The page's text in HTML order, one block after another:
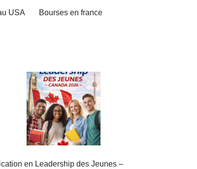
USA
Bourses en france
en Leadership des Jeunes –